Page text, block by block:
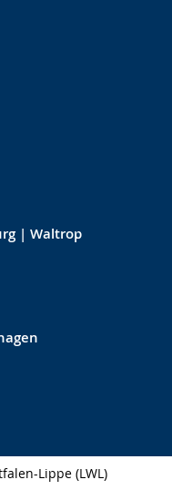
| Waltrop
Lippe (LWL)